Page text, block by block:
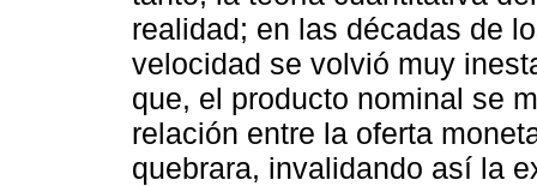
realidad; en las décadas de
velocidad se volvió muy
que, el producto nominal se
relación entre la oferta
quebrara, invalidando así la